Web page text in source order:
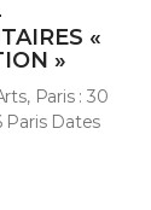
«
»
Paris : 30
Paris Dates